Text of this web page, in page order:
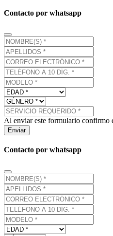
Contacto por whatsapp
Al enviar este formulario confirmo
Enviar
Contacto por whatsapp